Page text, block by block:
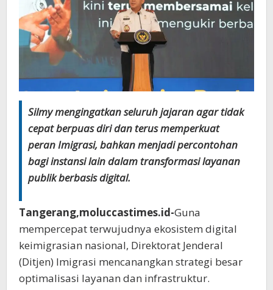
Silmy mengingatkan seluruh jajaran agar tidak
cepat berpuas diri dan terus memperkuat
peran Imigrasi, bahkan menjadi percontohan
bagi instansi lain dalam transformasi layanan
publik berbasis digital.
Tangerang,moluccastimes.id-Guna
mempercepat terwujudnya ekosistem digital
keimigrasian nasional, Direktorat Jenderal
(Ditjen) Imigrasi mencanangkan strategi besar
optimalisasi layanan dan infrastruktur.